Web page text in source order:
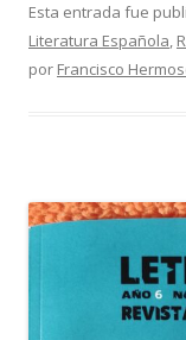
Esta entrada fue
Literatura Española,
por Francisco